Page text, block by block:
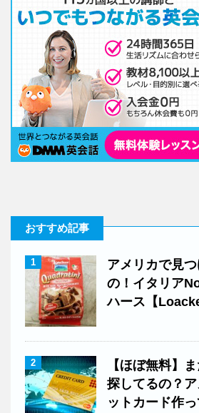
おすすめ記事
1
アメリカで見
の！イタリア
ハース【
2
【ほぼ無料】
探してるの？
ットカード作